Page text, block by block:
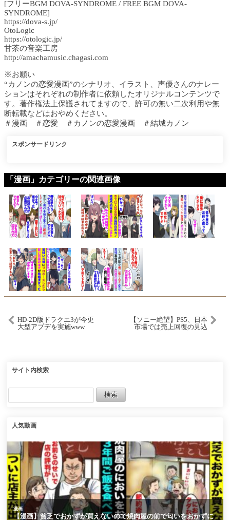
[フリーBGM DOVA-SYNDROME / FREE BGM DOVA-
SYNDROME]
https://dova-s.jp/
OtoLogic
https://otologic.jp/
甘茶の音楽工房
http://amachamusic.chagasi.com
※お願い
“カノンの恋愛漫画”のシナリオ、イラスト、声優さんのナレー
ションはそれぞれの制作者に依頼したオリジナルコンテンツで
す。著作権法上保護されてますので、許可の無い二次利用や無
断転載などはおやめください。
＃漫画 ＃恋愛 ＃カノンの恋愛漫画 ＃結城カノン
スポンサードリンク
「漫画」カテゴリーの関連画像
HD-2D版ドラクエ3が今更
大型アプデを実施www
【ソニー絶望】PS5、日本
市場では売上回復の見込
サイト内検索
人気動画